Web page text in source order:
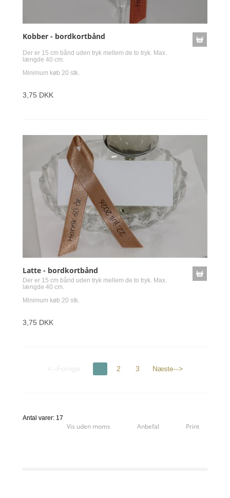
Kobber - bordkortbånd
Der er 15 cm bånd uden tryk mellem de to tryk. Max.
længde 40 cm.
Minimum køb 20 stk.
3,75 DKK
Latte - bordkortbånd
Der er 15 cm bånd uden tryk mellem de to tryk. Max.
længde 40 cm.
Minimum køb 20 stk.
3,75 DKK
<--Forrige 2 3 Næste-->
Antal varer: 17
Vis uden moms Anbefal Print